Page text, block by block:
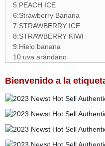
5:PEACH ICE
6:Strawberry Banana
7:STRAWBERRY ICE
8:STRAWBERRY KIWI
9:Hielo banana
10:uva arándano
Bienvenido a la